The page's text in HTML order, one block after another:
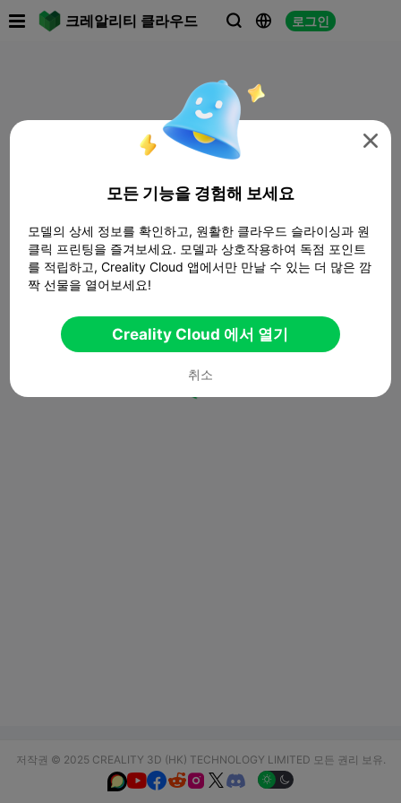
크레알리티 클라우드   로그인
저작권 © 2025 CREALITY 3D (HK) TECHNOLOGY LIMITED 모든 권리 보유.
  

모든 기능을 경험해 보세요
모델의 상세 정보를 확인하고, 원활한 클라우드 슬라이싱과 원
클릭 프린팅을 즐겨보세요. 모델과 상호작용하여 독점 포인트
를 적립하고, Creality Cloud 앱에서만 만날 수 있는 더 많은 깜
짝 선물을 열어보세요!
Creality Cloud 에서 열기
취소